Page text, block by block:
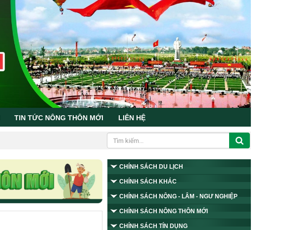
TIN TỨC NÔNG THÔN MỚI LIÊN HỆ
CHÍNH SÁCH DU LỊCH
CHÍNH SÁCH KHÁC
CHÍNH SÁCH NÔNG - LÂM - NGƯ NGHIỆP
CHÍNH SÁCH NÔNG THÔN MỚI
CHÍNH SÁCH TÍN DỤNG